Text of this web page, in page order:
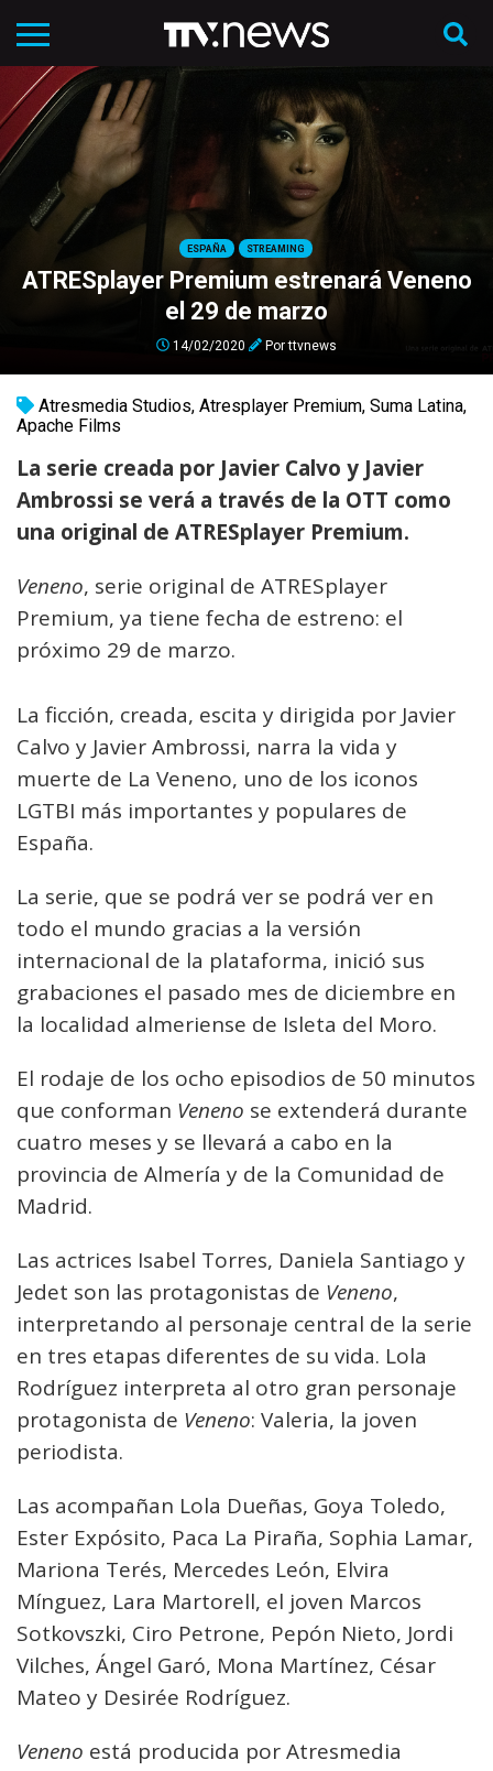
ESPAÑA STREAMING
ATRESplayer Premium estrenará Veneno
el 29 de marzo
14/02/2020 Porttvnews
Atresmedia Studios, Atresplayer Premium, Suma Latina,
Apache Films
La serie creada por Javier Calvo y Javier
Ambrossi se verá a través de la OTT como
una original de ATRESplayer Premium.
Veneno, serie original de ATRESplayer
Premium, ya tiene fecha de estreno: el
próximo 29 de marzo.
La ficción, creada, escita y dirigida por Javier
Calvo y Javier Ambrossi, narra la vida y
muerte de La Veneno, uno de los iconos
LGTBI más importantes y populares de
España.
La serie, que se podrá ver se podrá ver en
todo el mundo gracias a la versión
internacional de la plataforma, inició sus
grabaciones el pasado mes de diciembre en
la localidad almeriense de Isleta del Moro.
El rodaje de los ocho episodios de 50 minutos
que conforman Veneno se extenderá durante
cuatro meses y se llevará a cabo en la
provincia de Almería y de la Comunidad de
Madrid.
Las actrices Isabel Torres, Daniela Santiago y
Jedet son las protagonistas de Veneno,
interpretando al personaje central de la serie
en tres etapas diferentes de su vida. Lola
Rodríguez interpreta al otro gran personaje
protagonista de Veneno: Valeria, la joven
periodista.
Las acompañan Lola Dueñas, Goya Toledo,
Ester Expósito, Paca La Piraña, Sophia Lamar,
Mariona Terés, Mercedes León, Elvira
Mínguez, Lara Martorell, el joven Marcos
Sotkovszki, Ciro Petrone, Pepón Nieto, Jordi
Vilches, Ángel Garó, Mona Martínez, César
Mateo y Desirée Rodríguez.
Veneno está producida por Atresmedia